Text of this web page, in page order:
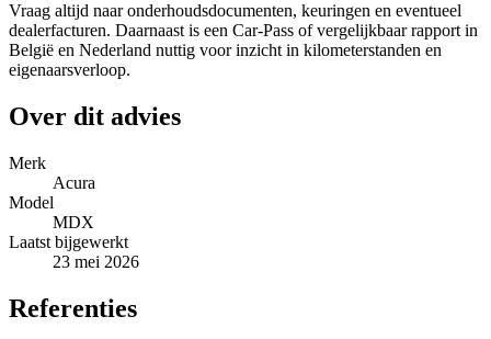
Vraag altijd naar onderhoudsdocumenten, keuringen en eventueel
dealerfacturen. Daarnaast is een Car-Pass of vergelijkbaar rapport in
België en Nederland nuttig voor inzicht in kilometerstanden en
eigenaarsverloop.
Over dit advies
Merk
Acura
Model
MDX
Laatst bijgewerkt
23 mei 2026
Referenties